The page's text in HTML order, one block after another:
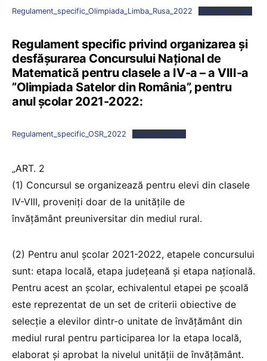
Regulament_specific_Olimpiada_Limba_Rusa_2022 Descarcă fișier
Regulament specific privind organizarea și
desfășurarea Concursului Național de
Matematică pentru clasele a IV-a – a VIII-a
”Olimpiada Satelor din România”, pentru
anul școlar 2021-2022:
Regulament_specific_OSR_2022 Descarcă fișier
„ART. 2
(1) Concursul se organizează pentru elevi din clasele
IV-VIII, proveniți doar de la unitățile de
învățământ preuniversitar din mediul rural.
(2) Pentru anul școlar 2021-2022, etapele concursului
sunt: etapa locală, etapa județeană și etapa națională.
Pentru acest an școlar, echivalentul etapei pe școală
este reprezentat de un set de criterii obiective de
selecție a elevilor dintr-o unitate de învățământ din
mediul rural pentru participarea lor la etapa locală,
elaborat și aprobat la nivelul unității de învățământ.